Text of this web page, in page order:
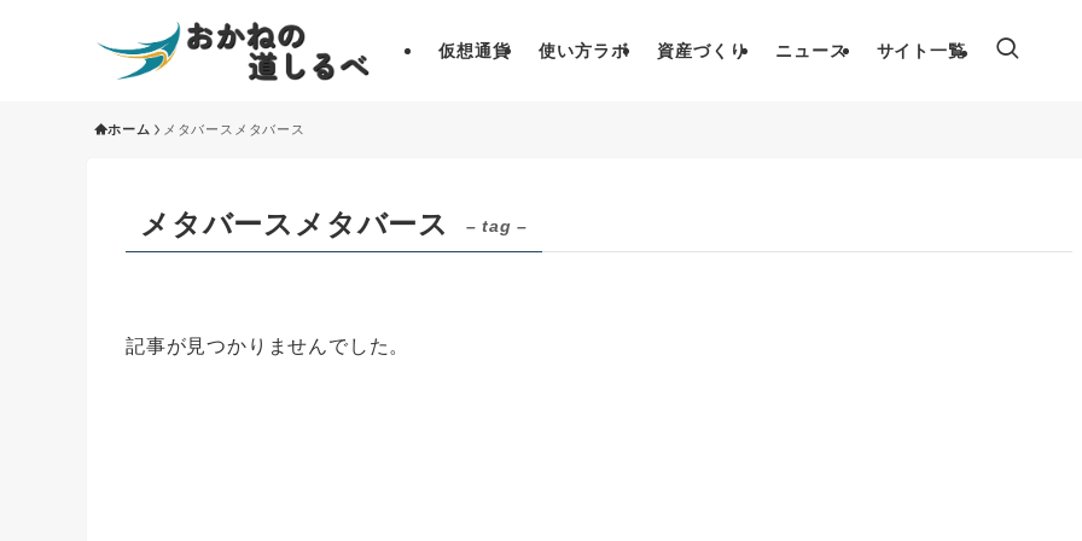
仮想通貨 使い方ラボ 資産づくり ニュース サイト一覧
ホーム メタバースメタバース
メタバースメタバース – tag –
記事が見つかりませんでした。